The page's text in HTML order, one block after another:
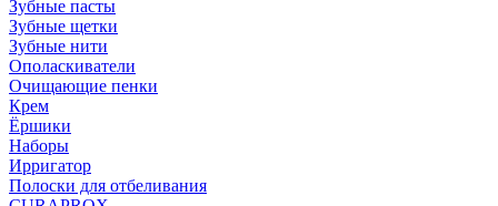
Зубные пасты
Зубные щетки
Зубные нити
Ополаскиватели
Очищающие пенки
Крем
Ёршики
Наборы
Ирригатор
Полоски для отбеливания